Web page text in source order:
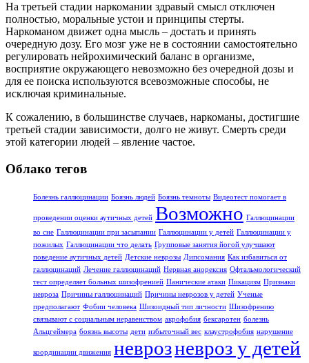
На третьей стадии наркомании здравый смысл отключен
полностью, моральные устои и принципы стерты.
Наркоманом движет одна мысль – достать и принять
очередную дозу. Его мозг уже не в состоянии самостоятельно
регулировать нейрохимический баланс в организме,
восприятие окружающего невозможно без очередной дозы и
для ее поиска используются всевозможные способы, не
исключая криминальные.
К сожалению, в большинстве случаев, наркоманы, достигшие
третьей стадии зависимости, долго не живут. Смерть среди
этой категории людей – явление частое.
Облако тегов
Болезнь галлюцинации Боязнь людей Боязнь темноты Видеотест помогает в
проведении оценки аутичных детей Возможно Галлюцинации
во сне Галлюцинации при засыпании Галлюцинации у детей Галлюцинации у
пожилых Галлюцинации что делать Групповые занятия йогой улучшают
поведение аутичных детей Детские неврозы Дипсомания Как избавиться от
галлюцинаций Лечение галлюцинаций Нервная анорексия Офтальмологический
тест определяет больных шизофренией Панические атаки Пикацизм Признаки
невроза Причины галлюцинаций Причины неврозов у детей Ученые
предполагают Фобии человека Шизоидный тип личности Шизофрению
связывают с социальным неравенством акрофобия бексаротен болезнь
Альцгеймера боязнь высоты дети избыточный вес клаустрофобия нарушение
координации движения неврозневроз у детей